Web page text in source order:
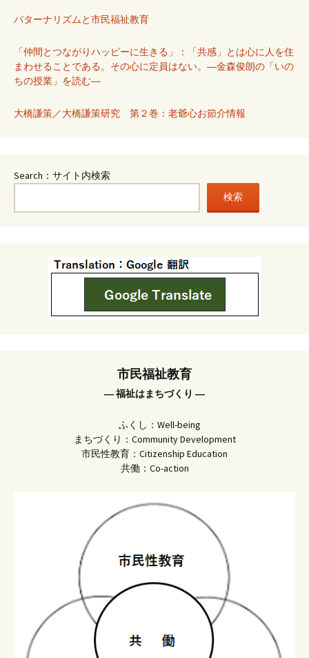
パターナリズムと市民福祉教育
「仲間とつながりハッピーに生きる」：「共感」とは心に人を住
まわせることである。その心に定員はない。―金森俊朗の「いの
ちの授業」を読む―
大橋謙策／大橋謙策研究 第２巻：老爺心お節介情報
Search：サイト内検索
検索
市民福祉教育
― 福祉はまちづくり ―
ふくし：Well-being
まちづくり：Community Development
市民性教育：Citizenship Education
共働：Co-action